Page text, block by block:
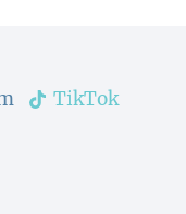
TikTok